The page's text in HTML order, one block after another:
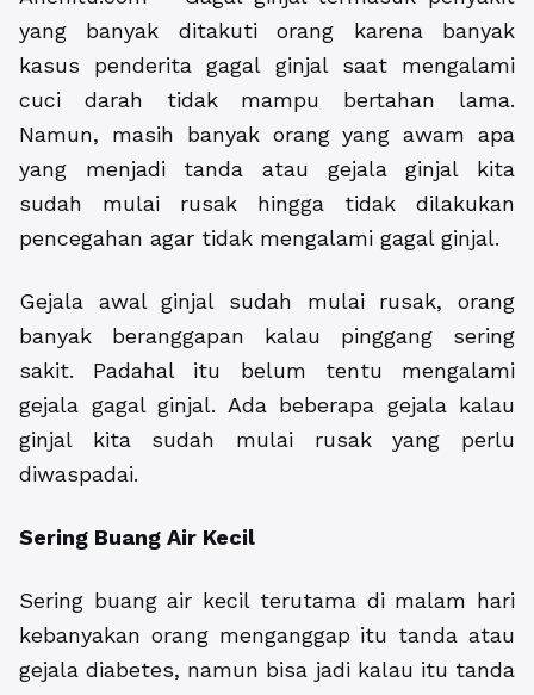
yang banyak ditakuti orang karena banyak
kasus penderita gagal ginjal saat mengalami
cuci darah tidak mampu bertahan lama.
Namun, masih banyak orang yang awam apa
yang menjadi tanda atau gejala ginjal kita
sudah mulai rusak hingga tidak dilakukan
pencegahan agar tidak mengalami gagal ginjal.
Gejala awal ginjal sudah mulai rusak, orang
banyak beranggapan kalau pinggang sering
sakit. Padahal itu belum tentu mengalami
gejala gagal ginjal. Ada beberapa gejala kalau
ginjal kita sudah mulai rusak yang perlu
diwaspadai.
Sering Buang Air Kecil
Sering buang air kecil terutama di malam hari
kebanyakan orang menganggap itu tanda atau
gejala diabetes, namun bisa jadi kalau itu tanda